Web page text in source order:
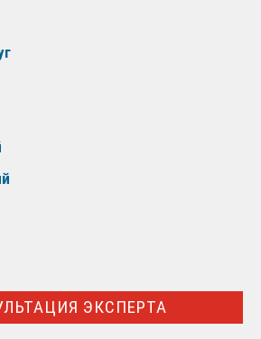
ЭКСПЕРТА